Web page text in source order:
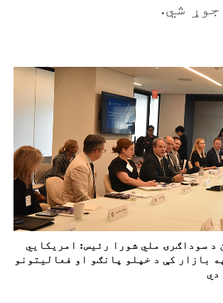
شي.
د سوداګرۍ ملي شورا رئیس: امریکايي
بازار کې د خپلو پانګو او فعالیتونو
دي